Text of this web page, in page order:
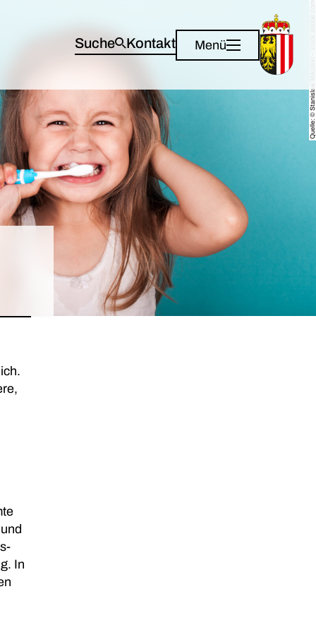
Suche Kontakt Menü Quelle: © Stanislaw Mikulski – stock.adobe.com
In